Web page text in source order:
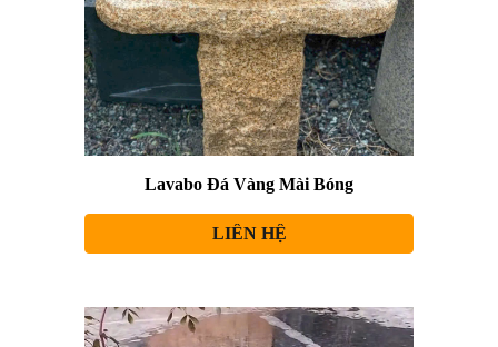
Lavabo Đá Vàng Mài Bóng
LIÊN HỆ